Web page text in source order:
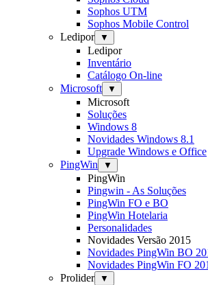
Sophos UTM
Sophos Mobile Control
Ledipor
▼
Ledipor
Inventário
Catálogo On-line
Microsoft
▼
Microsoft
Soluções
Windows 8
Novidades Windows 8.1
Upgrade Windows e Office
PingWin
▼
PingWin
Pingwin - As Soluções
PingWin FO e BO
PingWin Hotelaria
Personalidades
Novidades Versão 2015
Novidades PingWin BO
Novidades PingWin FO
Prolider
▼